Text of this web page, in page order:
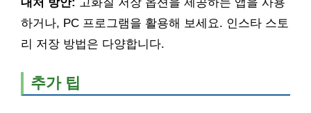
하거나, PC 프로그램을 활용해 보세요. 인스타 스토
리 저장 방법은 다양합니다.
추가 팁